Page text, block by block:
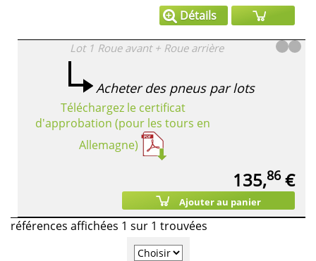
Détails
Lot 1 Roue avant + Roue arrière
Acheter des pneus par lots
Téléchargez le certificat
d'approbation (pour les tours en
Allemagne)
135,86€
Ajouter au panier
références affichées 1 sur 1 trouvées